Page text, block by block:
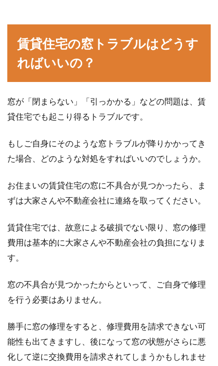
賃貸住宅の窓トラブルはどうす
ればいいの？
窓が「閉まらない」「引っかかる」などの問題は、賃
貸住宅でも起こり得るトラブルです。
もしご自身にそのような窓トラブルが降りかかってき
た場合、どのような対処をすればいいのでしょうか。
お住まいの賃貸住宅の窓に不具合が見つかったら、ま
ずは大家さんや不動産会社に連絡を取ってください。
賃貸住宅では、故意による破損でない限り、窓の修理
費用は基本的に大家さんや不動産会社の負担になりま
す。
窓の不具合が見つかったからといって、ご自身で修理
を行う必要はありません。
勝手に窓の修理をすると、修理費用を請求できない可
能性も出てきますし、後になって窓の状態がさらに悪
化して逆に交換費用を請求されてしまうかもしれませ